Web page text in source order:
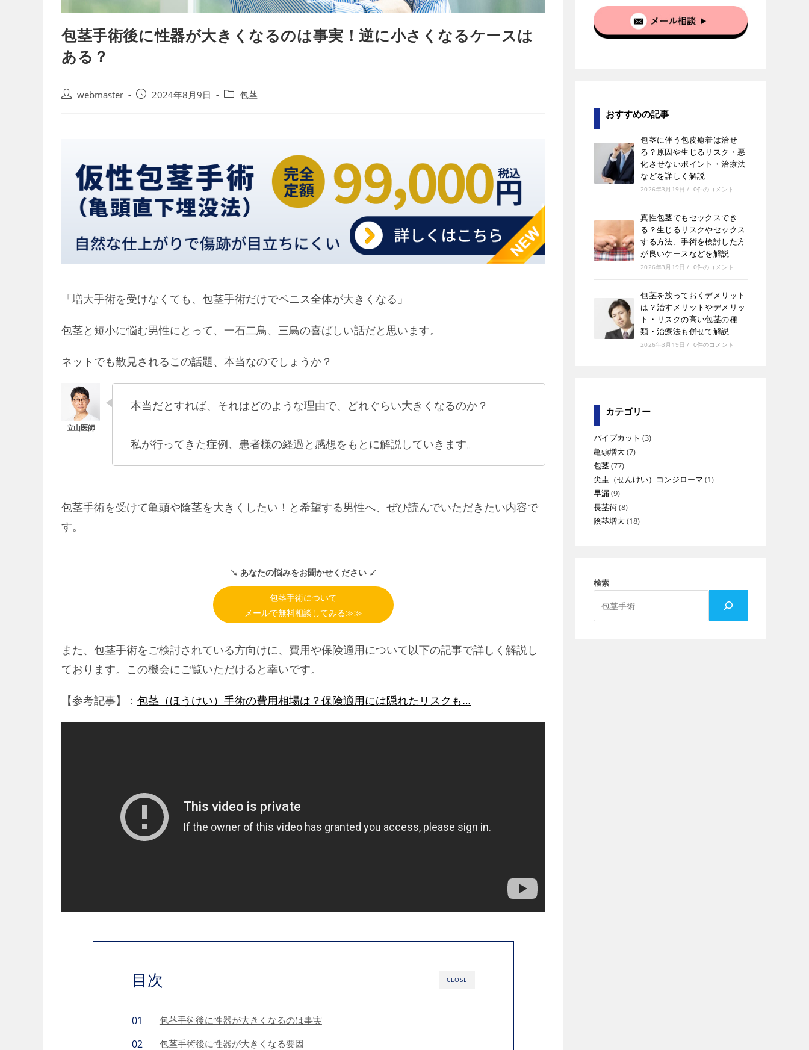
包茎手術後に性器が大きくなるのは事実！逆に小さくなるケースは
ある？
投
webmaster
投
2024年8月9日
投
ー:
包茎
「増大手術を受けなくても、包茎手術だけでペニス全体が大きくなる」
包茎と短小に悩む男性にとって、一石二鳥、三鳥の喜ばしい話だと思います。
ネットでも散見されるこの話題、本当なのでしょうか？
本当だとすれば、それはどのような理由で、どれぐらい大きくなるのか？
私が行ってきた症例、患者様の経過と感想をもとに解説していきます。
包茎手術を受けて亀頭や陰茎を大きくしたい！と希望する男性へ、ぜひ読んでいただきたい内容で
す。
↘︎ あなたの悩みをお聞かせください ↙︎
包茎手術について
メールで無料相談してみる≫≫
また、包茎手術をご検討されている方向けに、費用や保険適用について以下の記事で詳しく解説し
ております。この機会にご覧いただけると幸いです。
【参考記事】： 包茎（ほうけい）手術の費用相場は？保険適用には隠れたリスクも…
CLOSE
目次
包茎手術後に性器が大きくなるのは事実
包茎手術後に性器が大きくなる要因
おすすめの記事
包茎に伴う包皮癒着は治せ
る？原因や生じるリスク・悪
化させないポイント・治療法
などを詳しく解説
2026年3月19日 / 0件のコメント
真性包茎でもセックスでき
る？生じるリスクやセックス
する方法、手術を検討した方
が良いケースなどを解説
2026年3月19日 / 0件のコメント
包茎を放っておくデメリット
は？治すメリットやデメリッ
ト・リスクの高い包茎の種
類・治療法も併せて解説
2026年3月19日 / 0件のコメント
カテゴリー
パイプカット (3)
亀頭増大(7)
包茎(77)
尖圭（せんけい）コンジローマ (1)
早漏(9)
長茎術(8)
陰茎増大(18)
検索